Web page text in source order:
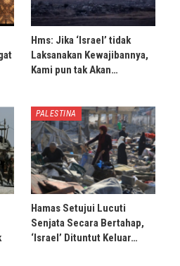
Hms: Jika ‘Israel’ tidak
Laksanakan Kewajibannya,
Kami pun tak Akan…
PALESTINA
Hamas Setujui Lucuti
Senjata Secara Bertahap,
‘Israel’ Dituntut Keluar…